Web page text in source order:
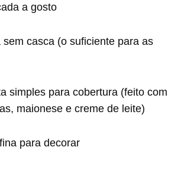
a gosto
sem casca (o suficiente para as
simples para cobertura (feito com
maionese e creme de leite)
para decorar